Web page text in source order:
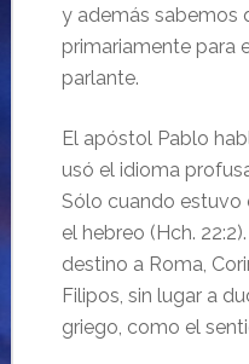
y además sabemos
primariamente para
parlante.
El apóstol Pablo
usó el idioma
Sólo cuando estuvo
el hebreo (Hch.
destino a Roma,
Filipos, sin lugar a
griego, como el